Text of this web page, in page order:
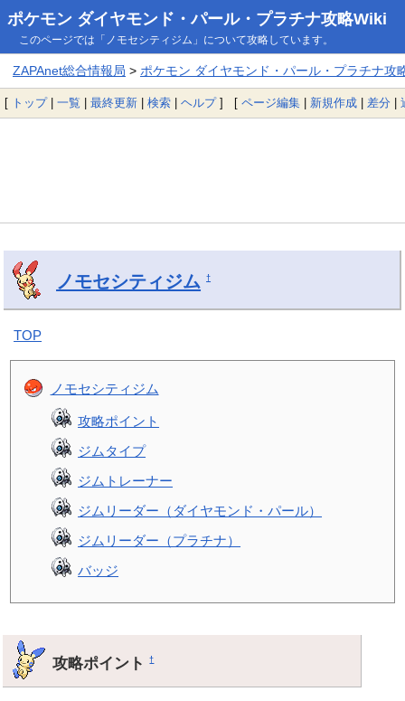
ポケモン ダイヤモンド・パール・プラチナ攻略Wiki
このページでは「ノモセシティジム」について攻略しています。
ZAPAnet総合情報局 > ポケモン ダイヤモンド・パール・プラチナ攻
[ トップ| 一覧 | 最終更新 | 検索 | ヘルプ] [ ページ編集 | 新規作成 | 差分 |
ノモセシティジム †
TOP
ノモセシティジム
攻略ポイント
ジムタイプ
ジムトレーナー
ジムリーダー（ダイヤモンド・パール）
ジムリーダー（プラチナ）
バッジ
攻略ポイント†